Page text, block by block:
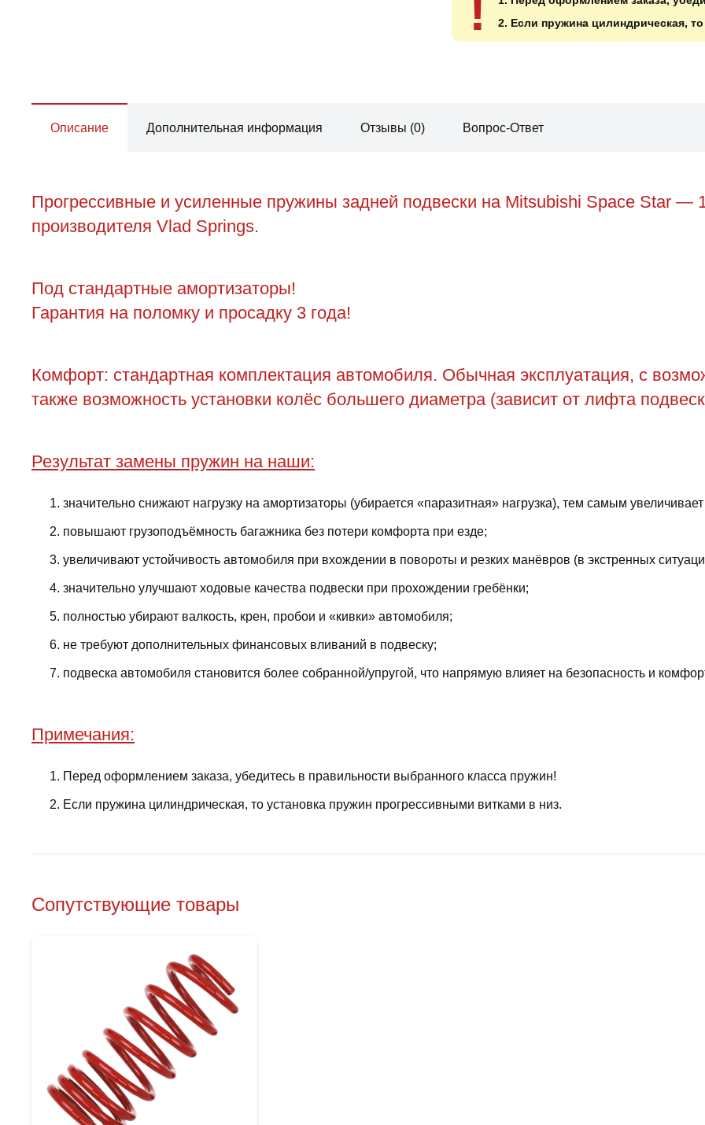
2. Если пружина цилиндрическая,
Описание Дополнительная информация Отзывы (0) Вопрос-Ответ
Прогрессивные и усиленные пружины задней подвески на Mitsubishi Space Star —
производителя Vlad Springs.
Под стандартные амортизаторы!
Гарантия на поломку и просадку 3 года!
Комфорт: стандартная комплектация автомобиля. Обычная эксплуатация, с
также возможность установки колёс большего диаметра (зависит от лифта
Результат замены пружин на наши:
значительно снижают нагрузку на амортизаторы (убирается «паразитная» нагрузка), тем самым
повышают грузоподъёмность багажника без потери комфорта при езде;
увеличивают устойчивость автомобиля при вхождении в повороты и резких манёвров (в экстренных
значительно улучшают ходовые качества подвески при прохождении гребёнки;
полностью убирают валкость, крен, пробои и «кивки» автомобиля;
не требуют дополнительных финансовых вливаний в подвеску;
подвеска автомобиля становится более собранной/упругой, что напрямую влияет на безопасность и
Примечания:
Перед оформлением заказа, убедитесь в правильности выбранного класса пружин!
Если пружина цилиндрическая, то установка пружин прогрессивными витками в низ.
Сопутствующие товары